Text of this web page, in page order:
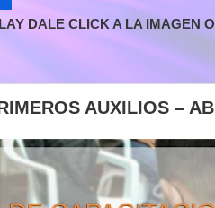
DALE CLICK A LA IMAGEN
AUXILIOS –